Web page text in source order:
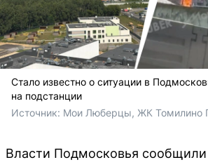
Стало известно о ситуации в
на подстанции
Источник: Мои Люберцы, ЖК Томилино
Власти Подмосковья сообщили